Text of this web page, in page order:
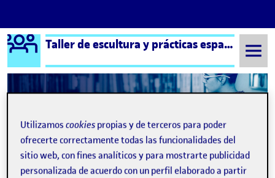
Saltar al contenido
Logo Ágora Taller de escultura y prácticas espaciales aula 2
Semestre 20222 - Aula 2 25 Mayo, 2023
25 Mayo, 2023
Utilizamoscookies propias y de terceros para poder
ofrecerte correctamente todas las funcionalidades del
sitio web, con fines analíticos y para mostrarte publicidad
personalizada de acuerdo con un perfil elaborado a partir